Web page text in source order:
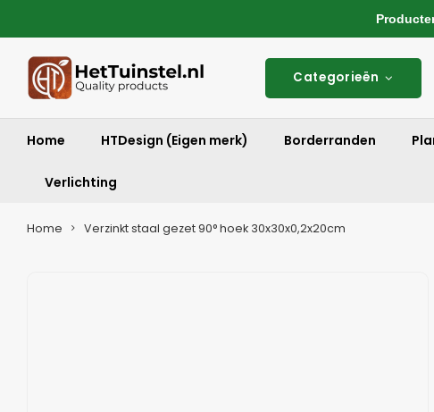
Categorieën
Home HTDesign (Eigen merk) Borderranden
Verlichting
Home Verzinkt staal gezet 90° hoek 30x30x0,2x20cm